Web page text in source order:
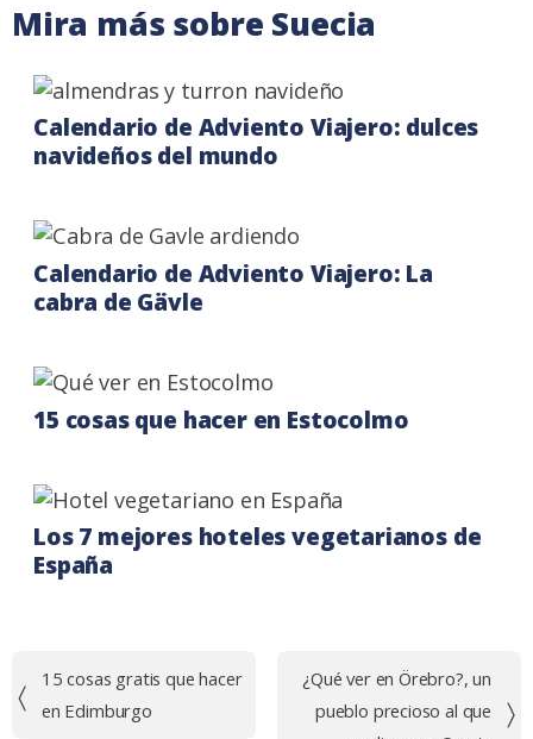
Mira más sobre Suecia
Calendario de Adviento Viajero: dulces
navideños del mundo
Calendario de Adviento Viajero: La
cabra de Gävle
15 cosas que hacer en Estocolmo
Los 7 mejores hoteles vegetarianos de
España
Navegación
de
15 cosas gratis que hacer
en Edimburgo
¿Qué ver en Örebro?, un
pueblo precioso al que